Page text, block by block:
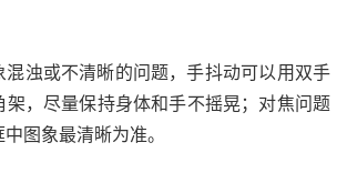
混浊或不清晰的问题，手抖动可以用双手
架，尽量保持身体和手不摇晃；对焦问题
图象最清晰为准。